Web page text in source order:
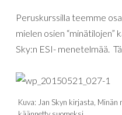
Peruskurssilla teemme
mielen osien “minätilojen”
Sky:n ESI- menetelmää.
Kuva: Jan Skyn kirjasta, Minän